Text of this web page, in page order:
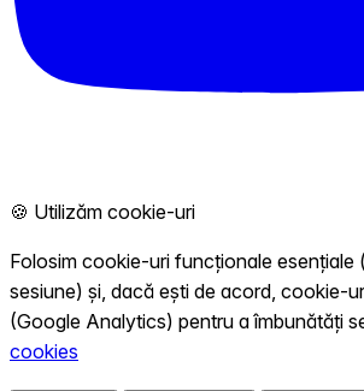
🍪 Utilizăm cookie-uri
Folosim cookie-uri funcționale esențiale
sesiune) și, dacă ești de acord, cookie-
(Google Analytics) pentru a îmbunătăți
cookies